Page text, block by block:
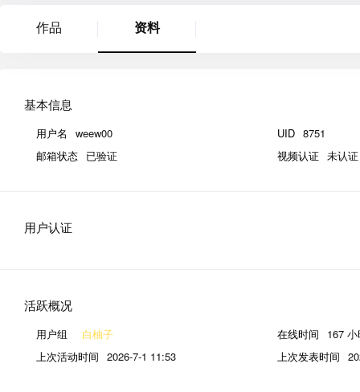
作品 资料
基本信息
用户名 weew00 UID 8751
邮箱状态 已验证 视频认证 未认证
用户认证
活跃概况
用户组 白柚子 在线时间
167
上次活动时间 2026-7-1 11:53 上次发表时间